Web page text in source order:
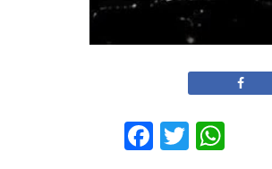
Facebook
Twitter